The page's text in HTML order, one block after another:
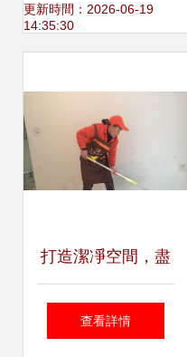
尼爾手套擦拭布的
更新時間：2026-06-19
14:35:30
打造潔凈空間，盡
享精致生活——專
查看詳情